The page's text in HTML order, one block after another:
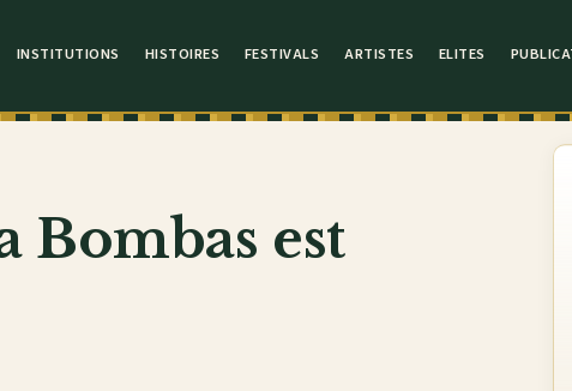
INSTITUTIONS HISTOIRES FESTIVALS ARTISTES ELITES
Bombas est